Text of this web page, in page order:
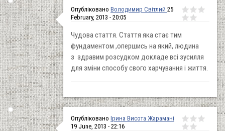
Опубліковано Володимир Світлий 25
February, 2013 - 20:05
Чудова стаття. Стаття яка стає тим
фундаментом ,опершись на який, людина
з здравим розсудком докладе всі зусилля
для зміни способу свого харчування і життя.
Опубліковано Ірина Висота Жарамані
19 June, 2013 - 22:16